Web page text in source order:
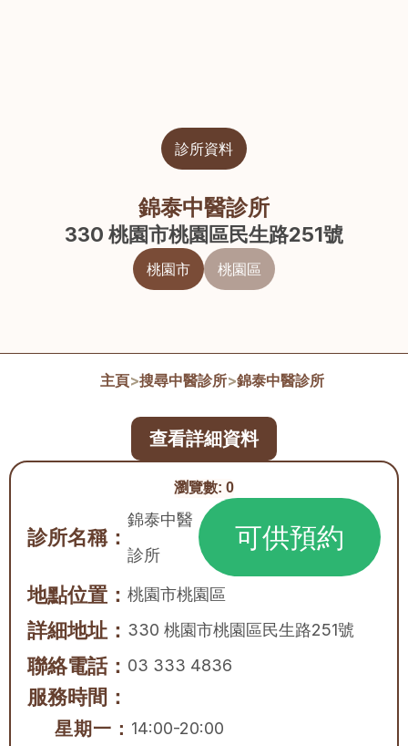
診所資料
錦泰中醫診所
330 桃園市桃園區民生路251號
桃園市 桃園區
主頁>搜尋中醫診所>錦泰中醫診所
瀏覽數: 0
診所名稱：
錦泰中醫
診所
可供預約
地點位置： 桃園市桃園區
詳細地址： 330 桃園市桃園區民生路251號
聯絡電話： 03 333 4836
服務時間：
星期一： 14:00-20:00
查看詳細資料